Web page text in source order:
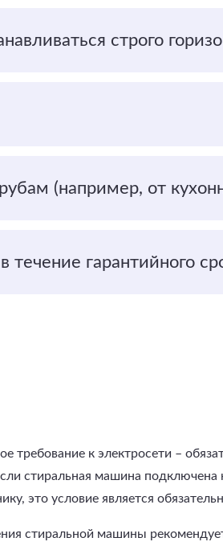
строго
(например, от
гарантийного
требование к электросети –
стиральная машина подключена
это условие является
стиральной машины